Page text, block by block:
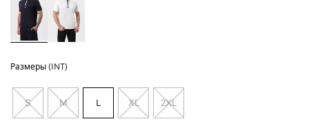
Размеры (INT)
S M L XL 2XL